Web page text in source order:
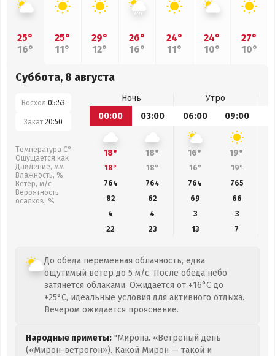
25°
16°
25°
11°
29°
12°
26°
16°
24°
11°
24°
10°
27°
10°
Суббота, 8 августа
Восход:05:53
Закат:20:50
Температура С°
Ощущается как
Давление, мм
Влажность, %
Ветер, м/с
Вероятность
осадков, %
Ночь
Утро
00:00
03:00 06:00 09:00
18° 18° 16° 19°
18° 18° 16° 19°
764
764 764 765
82
62 69 66
4
4 3
3
22
23 13 7
До обеда переменная облачность, едва
ощутимый ветер до 5 м/с. После обеда небо
затянется облаками. Ожидается от +16°C до
+25°C, идеальные условия для активного отдыха.
Вечером ожидается прояснение.
Народные приметы: "Мирона. «Ветреный день
(«Мирон-ветрогон»). Какой Мирон — такой и